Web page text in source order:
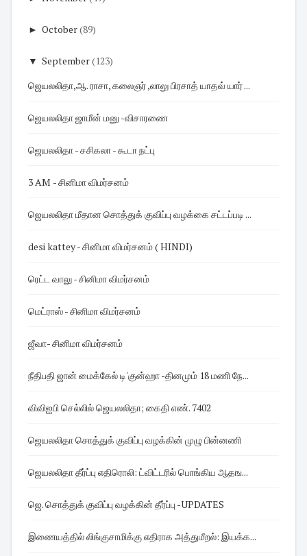
► October(89)
▼ September(123)
ஜெயலலிதா,ஆ. ராசா, கலைஞர் ,லாலு பிரசாத் யாதவ் யார் ...
ஜெயலலிதா ஜாமீன் மனு -விசாரணை
ஜெயலலிதா - சசிகலா - கூடா நட்பு
3 AM - சினிமா விமர்சனம்
ஜெயலலிதா மீதான சொத்துக் குவிப்பு வழக்கை சட்டப்படி ...
desi kattey - சினிமா விமர்சனம் ( HINDI)
ரெட்ட வாலு - சினிமா விமர்சனம்
மெட்ராஸ் - சினிமா விமர்சனம்
ஜீவா- சினிமா விமர்சனம்
நீதிபதி ஜான் மைக்கேல் டி'குன்ஹா -தினமும் 18 மணி நே...
விவிஐபி செல்லில் ஜெயலலிதா; கைதி எண். 7402
ஜெயலலிதா சொத்துக் குவிப்பு வழக்கின் முழு பின்னணி
ஜெயலலிதா தீர்ப்பு எதிரொலி: ட்விட்டரில் பொங்கிய ஆதங...
ஜெ. சொத்துக் குவிப்பு வழக்கின் தீர்ப்பு -UPDATES
இணையத்தில் லிங்குசாமிக்கு எதிராக அத்துமீறல்: இயக்க...